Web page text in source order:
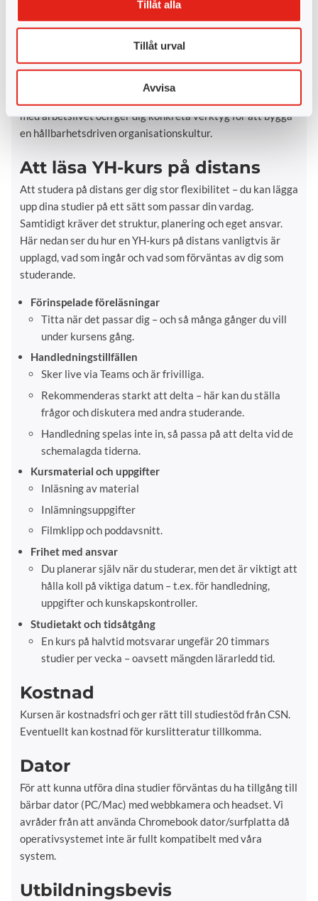
Tillåt alla
Tillåt urval
Avvisa
hållbarhet förankras internt, trots att det är avgörande för
att nå uppsatta mål och driva verklig påverkan. Genom att
kombinera kommunikation, ledarskap och hållbarhet får du
kunskaper som är starkt efterfrågade inom både privat och
med arbetslivet och ger dig konkreta verktyg för att bygga
en hållbarhetsdriven organisationskultur.
Att läsa YH-kurs på distans
Att studera på distans ger dig stor flexibilitet – du kan lägga
upp dina studier på ett sätt som passar din vardag.
Samtidigt kräver det struktur, planering och eget ansvar.
Här nedan ser du hur en YH-kurs på distans vanligtvis är
upplagd, vad som ingår och vad som förväntas av dig som
studerande.
Förinspelade föreläsningar
Titta när det passar dig – och så många gånger du vill
under kursens gång.
Handledningstillfällen
Sker live via Teams och är frivilliga.
Rekommenderas starkt att delta – här kan du ställa
frågor och diskutera med andra studerande.
Handledning spelas inte in, så passa på att delta vid de
schemalagda tiderna.
Kursmaterial och uppgifter
Inläsning av material
Inlämningsuppgifter
Filmklipp och poddavsnitt.
Frihet med ansvar
Du planerar själv när du studerar, men det är viktigt att
hålla koll på viktiga datum – t.ex. för handledning,
uppgifter och kunskapskontroller.
Studietakt och tidsåtgång
En kurs på halvtid motsvarar ungefär 20 timmars
studier per vecka – oavsett mängden lärarledd tid.
Kostnad
Kursen är kostnadsfri och ger rätt till studiestöd från CSN.
Eventuellt kan kostnad för kurslitteratur tillkomma.
Dator
För att kunna utföra dina studier förväntas du ha tillgång till
bärbar dator (PC/Mac) med webbkamera och headset. Vi
avråder från att använda Chromebook dator/surfplatta då
operativsystemet inte är fullt kompatibelt med våra
system.
Utbildningsbevis